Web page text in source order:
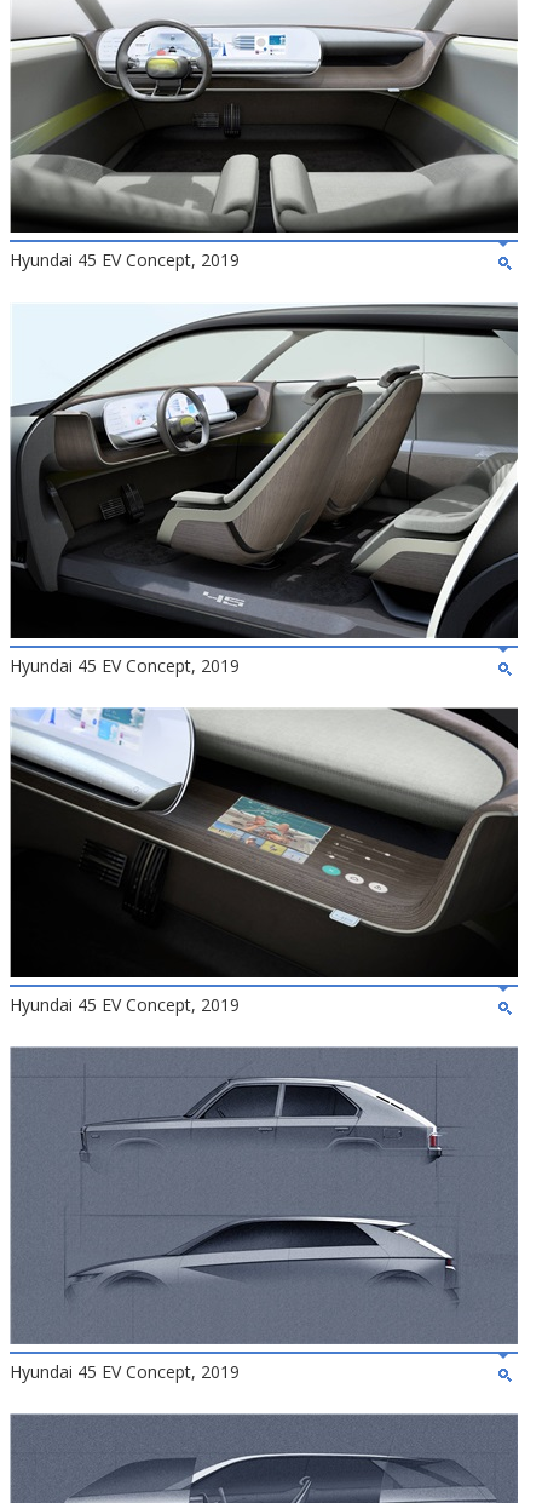
Hyundai 45 EV Concept, 2019
Hyundai 45 EV Concept, 2019
Hyundai 45 EV Concept, 2019
Hyundai 45 EV Concept, 2019